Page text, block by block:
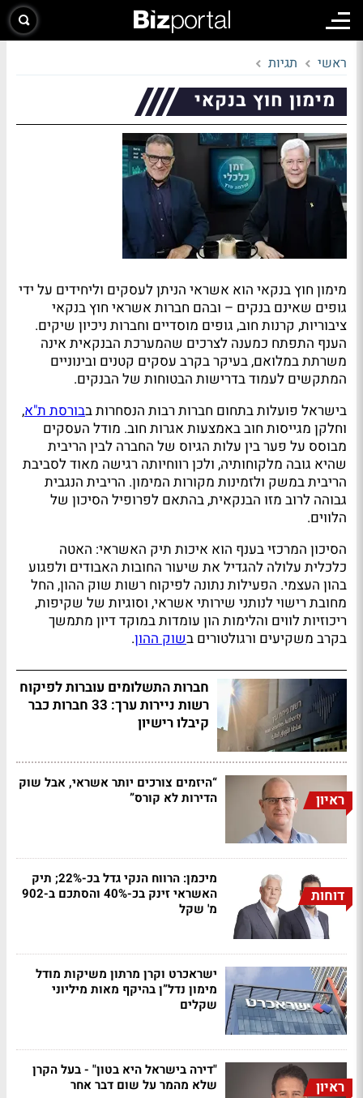
ראשי תגיות
מימון חוץ בנקאי
מימון חוץ בנקאי הוא אשראי הניתן לעסקים וליחידים על ידי
גופים שאינם בנקים – ובהם חברות אשראי חוץ בנקאי
ציבוריות, קרנות חוב, גופים מוסדיים וחברות ניכיון שיקים.
הענף התפתח כמענה לצרכים שהמערכת הבנקאית אינה
משרתת במלואם, בעיקר בקרב עסקים קטנים ובינוניים
המתקשים לעמוד בדרישות הבטוחות של הבנקים.
בישראל פועלות בתחום חברות רבות הנסחרות בבורסת ת"א,
וחלקן מגייסות חוב באמצעות אגרות חוב. מודל העסקים
מבוסס על פער בין עלות הגיוס של החברה לבין הריבית
שהיא גובה מלקוחותיה, ולכן רווחיותה רגישה מאוד לסביבת
הריבית במשק ולזמינות מקורות המימון. הריבית הנגבית
גבוהה לרוב מזו הבנקאית, בהתאם לפרופיל הסיכון של
הלווים.
הסיכון המרכזי בענף הוא איכות תיק האשראי: האטה
כלכלית עלולה להגדיל את שיעור החובות האבודים ולפגוע
בהון העצמי. הפעילות נתונה לפיקוח רשות שוק ההון, החל
מחובת רישוי לנותני שירותי אשראי, וסוגיות של שקיפות,
ריכוזיות לווים והלימות הון עומדות במוקד דיון מתמשך
בקרב משקיעים ורגולטורים בשוק ההון.
חברות התשלומים עוברות לפיקוח
רשות ניירות ערך: 33 חברות כבר
קיבלו רישיון
ראיון
“היזמים צורכים יותר אשראי, אבל שוק
הדירות לא קורס”
דוחות
מיכמן: הרווח הנקי גדל בכ-22%; תיק
האשראי זינק בכ-40% והסתכם ב-902
מ' שקל
ישראכרט וקרן מרתון משיקות מודל
מימון נדל”ן בהיקף מאות מיליוני
שקלים
ראיון
"דירה בישראל היא בטון" - בעל הקרן
שלא מהמר על שום דבר אחר